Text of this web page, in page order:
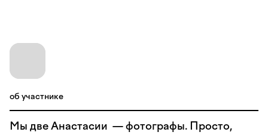
об участнике
Мы две Анастасии — фотографы. Просто,